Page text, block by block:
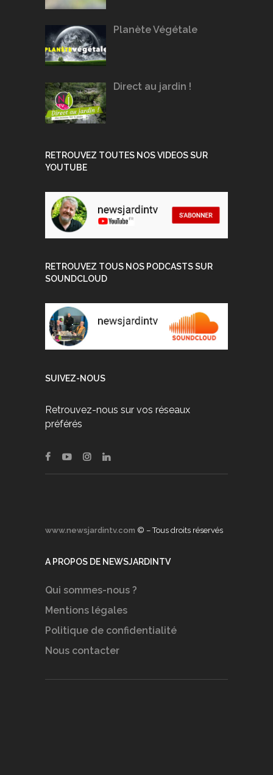
Planète Végétale
Direct au jardin !
RETROUVEZ TOUTES NOS VIDEOS SUR
YOUTUBE
RETROUVEZ TOUS NOS PODCASTS SUR
SOUNDCLOUD
SUIVEZ-NOUS
Retrouvez-nous sur vos réseaux
préférés
www.newsjardintv.com © – Tous droits réservés
A PROPOS DE NEWSJARDINTV
Qui sommes-nous ?
Mentions légales
Politique de confidentialité
Nous contacter